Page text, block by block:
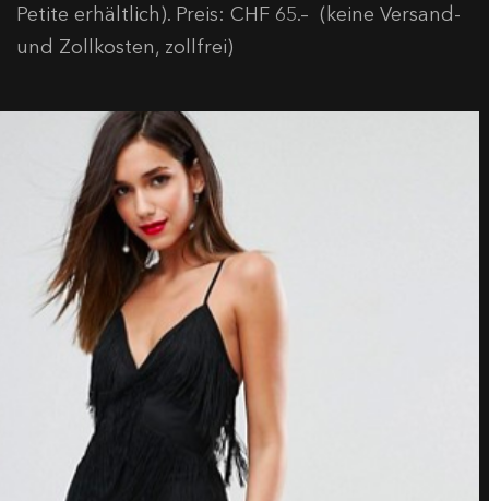
Petite erhältlich). Preis: CHF 65.– (keine Versand-
und Zollkosten, zollfrei)